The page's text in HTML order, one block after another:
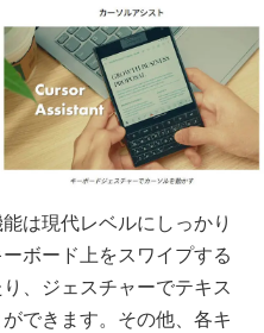
は現代レベルにしっかり
ボード上をスワイプする
、ジェスチャーでテキス
できます。その他、各キ